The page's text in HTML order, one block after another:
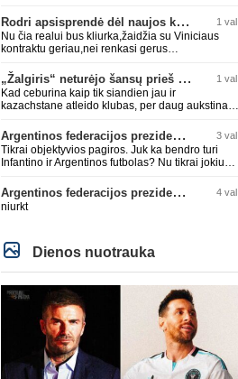
Rodri apsisprendė dėl naujos komandos 1 val.
Nu čia realui bus kliurka,žaidžia su Viniciaus
kontraktu geriau,nei renkasi gerus
„Žalgiris“ neturėjo šansų prieš „Hajduk“ 1 val.
Kad ceburina kaip tik siandien jau ir
kazachstane atleido klubas, per daug aukstinat
Argentinos federacijos prezidentas C. Tapia negailėjo pagyrų G. Infantino 3 val.
Tikrai objektyvios pagiros. Juk ka bendro turi
Infantino ir Argentinos futbolas? Nu tikrai jokiu
Argentinos federacijos prezidentas C. Tapia negailėjo pagyrų G. Infantino 4 val.
niurkt
Dienos nuotrauka